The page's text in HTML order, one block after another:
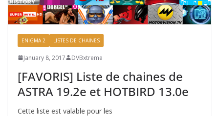
ENIGMA 2 LISTES DE CHAINES
January 8, 2017 DVBxtreme
[FAVORIS] Liste de chaines de
ASTRA 19.2e et HOTBIRD 13.0e
Cette liste est valable pour les